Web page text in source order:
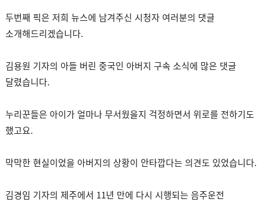
두번째 픽은 저희 뉴스에 남겨주신 시청자 여러분의 댓글
소개해드리겠습니다.
김용원 기자의 아들 버린 중국인 아버지 구속 소식에 많은 댓글
달렸습니다.
누리꾼들은 아이가 얼마나 무서웠을지 걱정하면서 위로를 전하기도
했고요.
막막한 현실이었을 아버지의 상황이 안타깝다는 의견도 있었습니다.
김경임 기자의 제주에서 11년 만에 다시 시행되는 음주운전